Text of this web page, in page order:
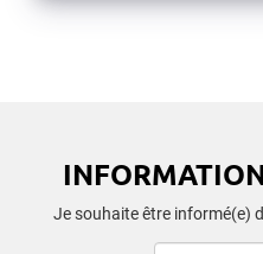
Je souhaite être informé(e)